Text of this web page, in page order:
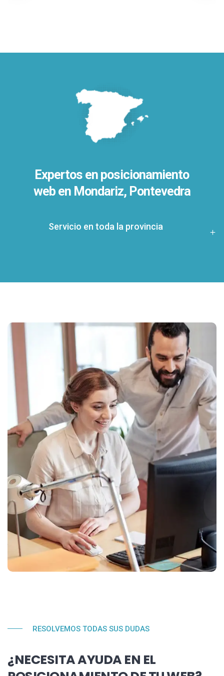
Expertos en posicionamiento
web en Mondariz, Pontevedra
Servicio en toda la provincia
RESOLVEMOS TODAS SUS DUDAS
¿NECESITA AYUDA EN EL